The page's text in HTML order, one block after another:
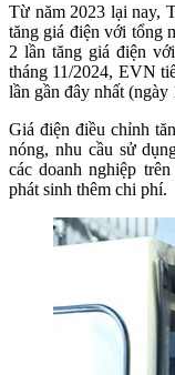
Từ năm 2023 lại nay,
tăng giá điện với tổng
2 lần tăng giá điện
tháng 11/2024, EVN
lần gần đây nhất
Giá điện điều chỉnh
nóng, nhu cầu sử
các doanh nghiệp
phát sinh thêm chi phí.